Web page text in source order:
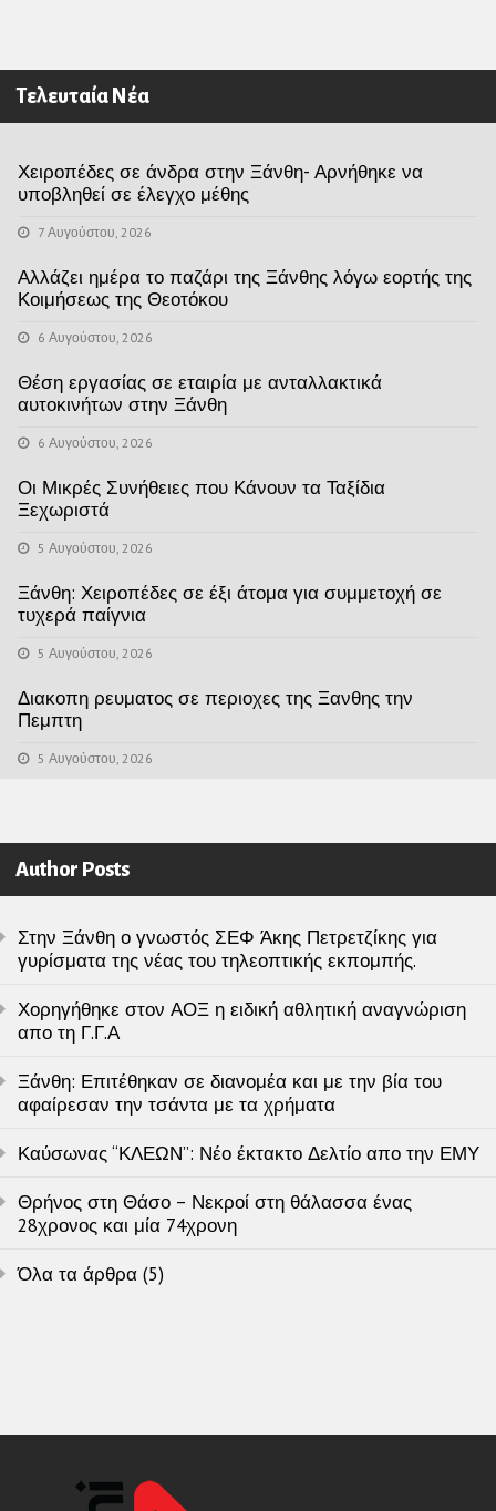
Τελευταία Νέα
Χειροπέδες σε άνδρα στην Ξάνθη- Αρνήθηκε να
υποβληθεί σε έλεγχο μέθης
7 Αυγούστου, 2026
Αλλάζει ημέρα το παζάρι της Ξάνθης λόγω εορτής της
Κοιμήσεως της Θεοτόκου
6 Αυγούστου, 2026
Θέση εργασίας σε εταιρία με ανταλλακτικά
αυτοκινήτων στην Ξάνθη
6 Αυγούστου, 2026
Οι Μικρές Συνήθειες που Κάνουν τα Ταξίδια
Ξεχωριστά
5 Αυγούστου, 2026
Ξάνθη: Χειροπέδες σε έξι άτομα για συμμετοχή σε
τυχερά παίγνια
5 Αυγούστου, 2026
Διακοπη ρευματος σε περιοχες της Ξανθης την
Πεμπτη
5 Αυγούστου, 2026
Author Posts
Στην Ξάνθη ο γνωστός ΣΕΦ Άκης Πετρετζίκης για
γυρίσματα της νέας του τηλεοπτικής εκπομπής.
Χορηγήθηκε στον ΑΟΞ η ειδική αθλητική αναγνώριση
απο τη Γ.Γ.Α
Ξάνθη: Επιτέθηκαν σε διανομέα και με την βία του
αφαίρεσαν την τσάντα με τα χρήματα
Καύσωνας “ΚΛΕΩΝ”: Νέο έκτακτο Δελτίο απο την ΕΜΥ
Θρήνος στη Θάσο – Νεκροί στη θάλασσα ένας
28χρονος και μία 74χρονη
Όλα τα άρθρα (5)